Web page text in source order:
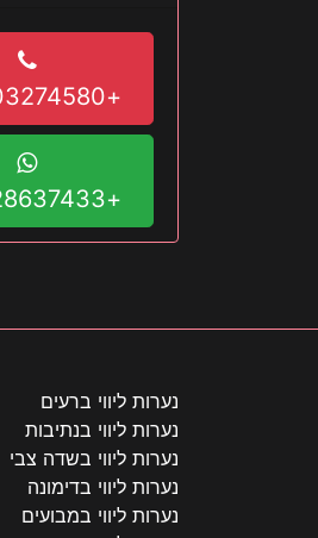
+972503274580
+972528637433
נערות ליווי ברעים
נערות ליווי בנתיבות
נערות ליווי בשדה צבי
נערות ליווי בדימונה
נערות ליווי במבועים